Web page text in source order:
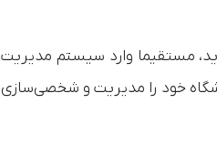
مستقیما وارد سیستم مدیریت
خود را مدیریت و شخصی‌سازی